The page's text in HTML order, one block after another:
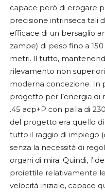
capace però di erogare
precisione intrinseca tali
efficace di un bersaglio
zampe) di peso fino a
metri. Il tutto,
rilevamento non
moderna concezione. In
progetto per l’energia di
.45 acp+P con palla di
del progetto era quello
tutto il raggio di impiego
senza la necessità di
organi di mira. Quindi,
proiettile relativamente
velocità iniziale, capace